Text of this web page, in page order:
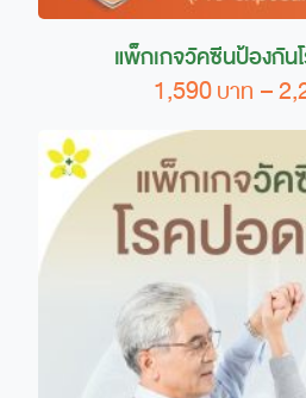
แพ็กเกจวัคซีนป้องกั
1,590 –